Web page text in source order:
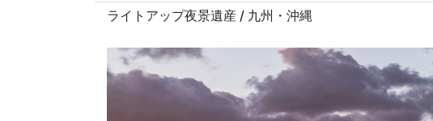
ライトアップ夜景遺産 / 九州・沖縄